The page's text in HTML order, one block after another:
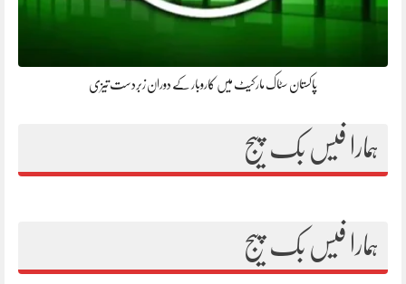
پاکستان سٹاک مارکیٹ میں کاروبار کے دوران زبردست تیزی
ہمارا فیس بک پیج
ہمارا فیس بک پیج